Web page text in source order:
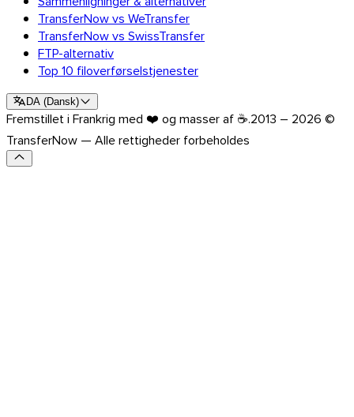
Opdag API’en
Vejledninger og guides
Send alle filtyper
Blog
Support & FAQ
Kontakt support
Status på tjenesten
TransferNow vs WeTransfer
TransferNow vs SwissTransfer
FTP-alternativ
Top 10 filoverførselstjenester
DA(Dansk)
Fremstillet i Frankrig med ❤️ og masser af ☕.2013 – 2026 ©
TransferNow — Alle rettigheder forbeholdes